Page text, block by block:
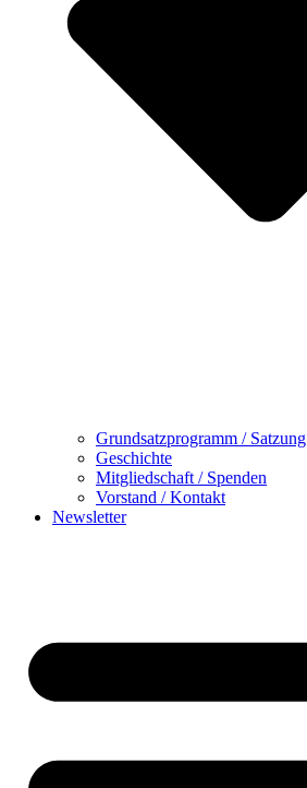
Grundsatzprogramm / Satzung
Geschichte
Mitgliedschaft / Spenden
Vorstand / Kontakt
Newsletter